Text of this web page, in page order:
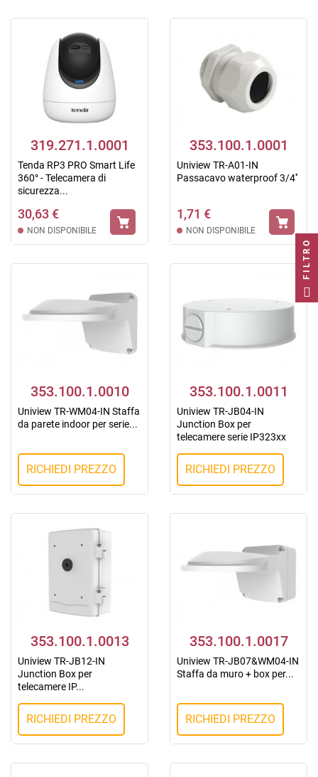
319.271.1.0001
Tenda RP3 PRO Smart Life
360° - Telecamera di
sicurezza...
30,63 €
NON DISPONIBILE
353.100.1.0001
Uniview TR-A01-IN
Passacavo waterproof 3/4''
1,71 €
NON DISPONIBILE
353.100.1.0010
Uniview TR-WM04-IN Staffa
da parete indoor per serie...
RICHIEDI PREZZO
353.100.1.0011
Uniview TR-JB04-IN
Junction Box per
telecamere serie IP323xx
RICHIEDI PREZZO
353.100.1.0013
Uniview TR-JB12-IN
Junction Box per
telecamere IP...
RICHIEDI PREZZO
353.100.1.0017
Uniview TR-JB07&WM04-IN
Staffa da muro + box per...
RICHIEDI PREZZO
FILTRO